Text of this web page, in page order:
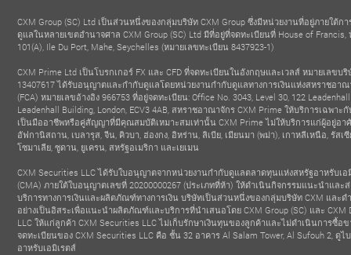
CXM Group (SC) Ltd เป็นส่วนหนึ่งของกลุ่มบริษัท CXM Group ซึ่งมีหน่วยงานที่อยู่ภายใต้ก
ดูแลในหลายเขตอำนาจศาล CXM Group (SC) Ltd มีที่อยู่ที่จดทะเบียนที่ House of Francis,
101(A), Ile Du Port, Mahe, Seychelles (หมายเลขทะเบียน 8437923-1)
CXM Prime Ltd เป็นโบรกเกอร์ FX และ CFD ที่จดทะเบียนในอังกฤษและเวลส์ หมายเลขบริ
13407617 ได้รับอนุญาตและกำกับดูแลโดยหน่วยงานกำกับดูแลทางการเงินแห่งสหราชอาณ
(FCA) หมายเลขอ้างอิง 966753 ที่อยู่จดทะเบียน: Office No. 3043, Level 30, 122
Leadenhall Building, London, ECV3 4AB, สหราชอาณาจักร CXM Prime ให้บริการเฉพาะ
เป็นมืออาชีพหรือคู่สัญญาที่มีคุณสมบัติเหมาะสมเท่านั้น CXM Prime ไม่ให้บริการแก่ผู้อยู่อา
อัฟกานิสถาน, เบลารุส, จีน, คิวบา, ฮ่องกง, อิหร่าน, ลิเบีย, เมียนมา (พม่า), เกาหลีเหนือ, รัสเซี
โซมาเลีย, ซูดาน, ยูเครน, สหรัฐอเมริกา และเยเมน
CXM Securities LLC ได้รับใบอนุญาตจากหน่วยงานกำกับดูแลตลาดทุนแห่งสหรัฐอาหรับเอ
(CMA) ภายใต้ใบอนุญาตเลขที่ 20200000267 (ประเภทที่ห้า) ให้ดำเนินกิจกรรมแนะนำและส่
บริการทางการเงินและผลิตภัณฑ์ทางการเงิน บริษัทเป็นส่วนหนึ่งของกลุ่มบริษัท CXM และด
อย่างเป็นอิสระเพื่อแนะนำผลิตภัณฑ์และบริการที่นำเสนอโดย CXM Group (SC) และ CXM
LLC ให้แก่ลูกค้า CXM Securities LLC ไม่เก็บรักษาเงินทุนของลูกค้าและไม่ดำเนินการซื้อ
จดทะเบียนของ CXM Securities LLC คือ ชั้น 32 อาคาร Al Salam Tower, Al Sufouh 2, ดูไ
อาหรับเอมิเรตส์